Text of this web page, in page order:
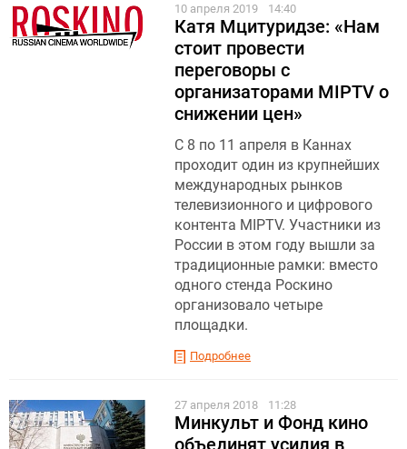
10 апреля 2019 14:40
Катя Мцитуридзе: «Нам
стоит провести
переговоры с
организаторами MIPTV о
снижении цен»
С 8 по 11 апреля в Каннах
проходит один из крупнейших
международных рынков
телевизионного и цифрового
контента MIPTV. Участники из
России в этом году вышли за
традиционные рамки: вместо
одного стенда Роскино
организовало четыре
площадки.
Подробнее
27 апреля 2018 11:28
Минкульт и Фонд кино
объединят усилия в